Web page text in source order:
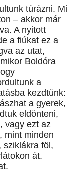
túrázni. Mi
– akkor már
A nyitott
a fiúkat ez a
az utat,
Boldóra
a
kezdtünk:
a gyerek,
eldönteni,
vagy ezt az
mint minden
sziklákra föl,
át.